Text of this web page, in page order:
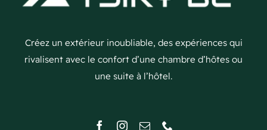
Créez un extérieur inoubliable, des expériences qui
rivalisent avec le confort d’une chambre d’hôtes ou
une suite à l’hôtel.